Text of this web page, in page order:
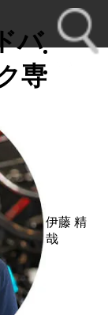
バ
専
伊藤 精
哉